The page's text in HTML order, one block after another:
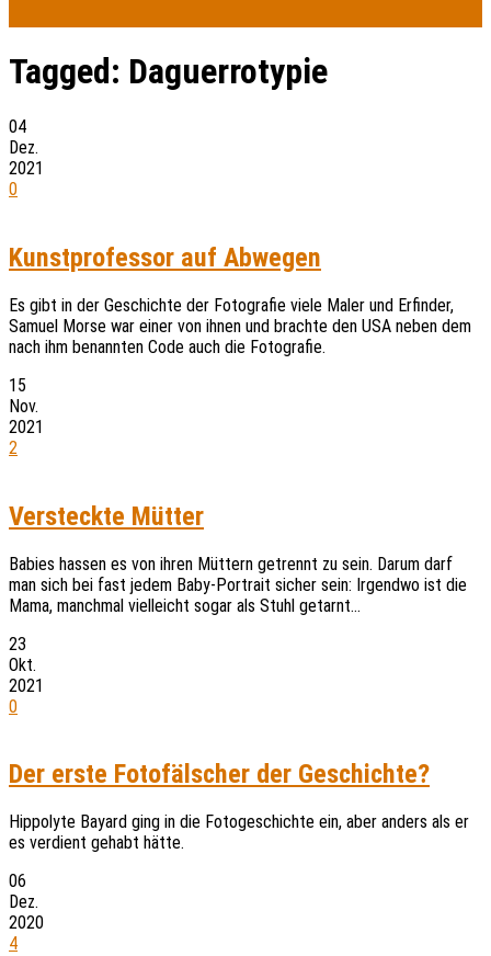
Tagged: Daguerrotypie
04
Dez.
2021
0
Kunstprofessor auf Abwegen
Es gibt in der Geschichte der Fotografie viele Maler und Erfinder,
Samuel Morse war einer von ihnen und brachte den USA neben dem
nach ihm benannten Code auch die Fotografie.
15
Nov.
2021
2
Versteckte Mütter
Babies hassen es von ihren Müttern getrennt zu sein. Darum darf
man sich bei fast jedem Baby-Portrait sicher sein: Irgendwo ist die
Mama, manchmal vielleicht sogar als Stuhl getarnt…
23
Okt.
2021
0
Der erste Fotofälscher der Geschichte?
Hippolyte Bayard ging in die Fotogeschichte ein, aber anders als er
es verdient gehabt hätte.
06
Dez.
2020
4